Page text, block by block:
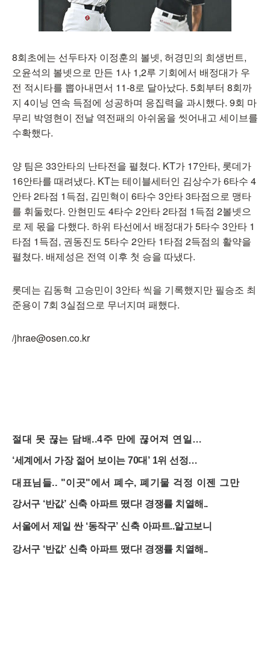
8회초에는 선두타자 이정훈의 볼넷, 허경민의 희생번트,
오윤석의 볼넷으로 만든 1사 1,2루 기회에서 배정대가 우
전 적시타를 뽑아내면서 11-8로 달아났다. 5회부터 8회까
지 4이닝 연속 득점에 성공하며 응집력을 과시했다. 9회 마
무리 박영현이 전날 역전패의 아쉬움을 씻어내고 세이브를
수확했다.
양 팀은 33안타의 난타전을 펼쳤다. KT가 17안타, 롯데가
16안타를 때려냈다. KT는 테이블세터인 김상수가 6타수 4
안타 2타점 1득점, 김민혁이 6타수 3안타 3타점으로 맹타
를 휘둘렀다. 안현민도 4타수 2안타 2타점 1득점 2볼넷으
로 제 몫을 다했다. 하위 타선에서 배정대가 5타수 3안타 1
타점 1득점, 권동진도 5타수 2안타 1타점 2득점의 활약을
펼쳤다. 배제성은 전역 이후 첫 승을 따냈다.
롯데는 김동혁 고승민이 3안타 씩을 기록했지만 필승조 최
준용이 7회 3실점으로 무너지며 패했다.
/jhrae@osen.co.kr